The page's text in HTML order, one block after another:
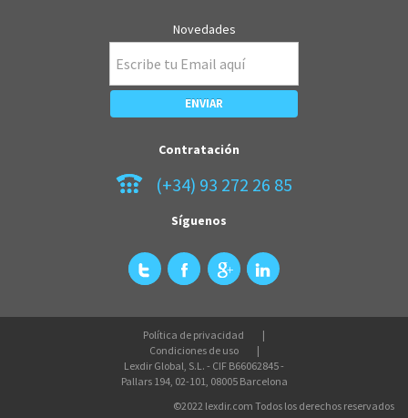
Novedades
Contratación
(+34) 93 272 26 85
Síguenos
Política de privacidad
Condiciones de uso
Lexdir Global, S.L. - CIF B66062845 -
Pallars 194, 02-101, 08005 Barcelona
©2022 lexdir.com Todos los derechos reservados